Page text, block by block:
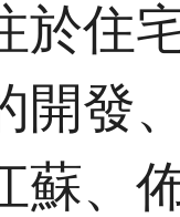
於住
開發
蘇、